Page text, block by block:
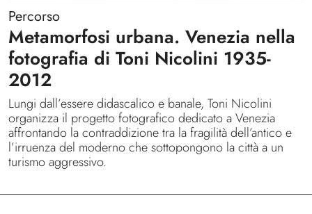
Percorso
Metamorfosi urbana. Venezia nella
fotografia di Toni Nicolini 1935-
2012
Lungi dall’essere didascalico e banale, Toni Nicolini
organizza il progetto fotografico dedicato a Venezia
affrontando la contraddizione tra la fragilità dell’antico e
l’irruenza del moderno che sottopongono la città a un
turismo aggressivo.